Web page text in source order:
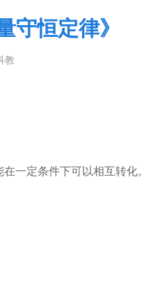
守恒定律》
教
一定条件下可以相互转化。